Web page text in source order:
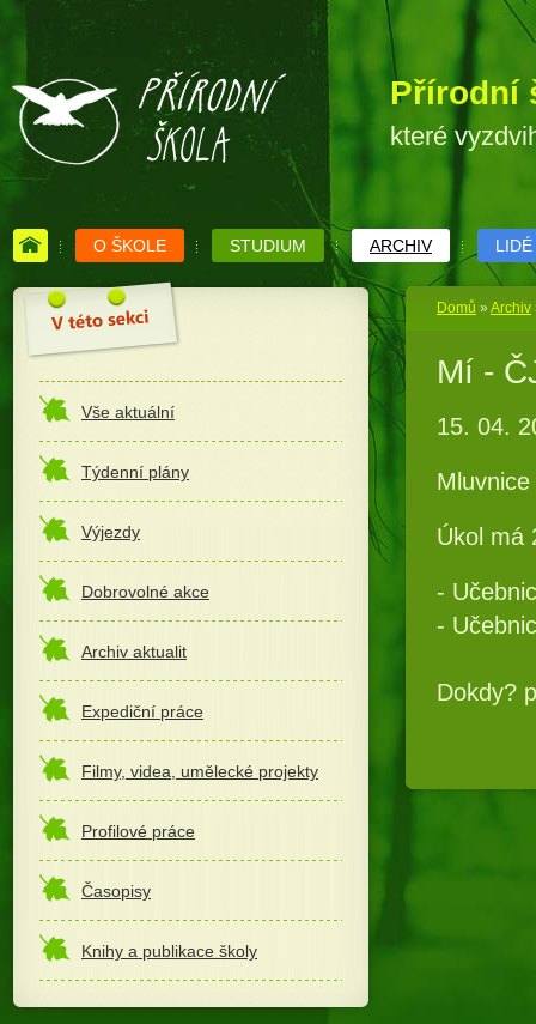
Přírodní
které
O ŠKOLE STUDIUM ARCHIV LIDÉ
Vše aktuální
Týdenní plány
Výjezdy
Dobrovolné akce
Archiv aktualit
Expediční práce
Filmy, videa, umělecké projekty
Profilové práce
Časopisy
Knihy a publikace školy
Domů » Archiv
Mí -
15. 04.
Mluvnice
Úkol má
-
-
Dokdy?